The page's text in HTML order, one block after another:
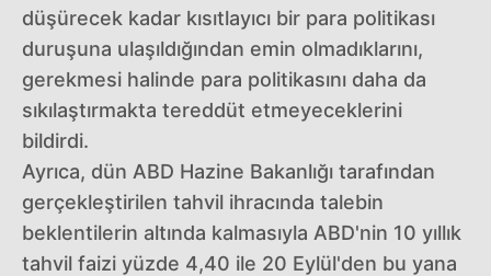
düşürecek kadar kısıtlayıcı bir para politikası
duruşuna ulaşıldığından emin olmadıklarını,
gerekmesi halinde para politikasını daha da
sıkılaştırmakta tereddüt etmeyeceklerini
bildirdi.
Ayrıca, dün ABD Hazine Bakanlığı tarafından
gerçekleştirilen tahvil ihracında talebin
beklentilerin altında kalmasıyla ABD'nin 10 yıllık
tahvil faizi yüzde 4,40 ile 20 Eylül'den bu yana